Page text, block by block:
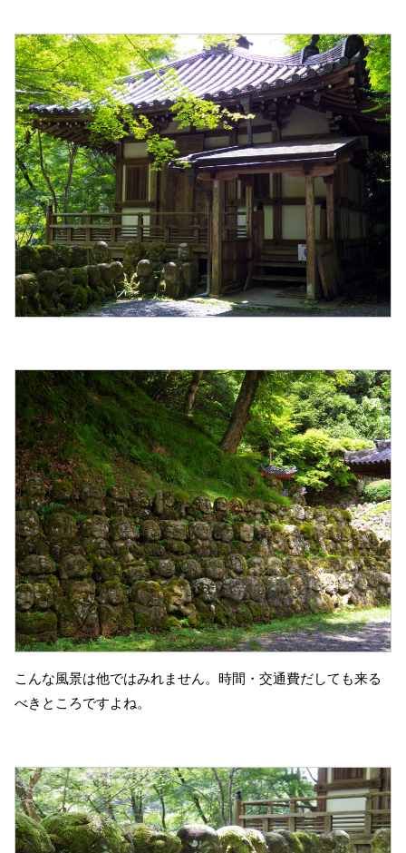
こんな風景は他ではみれません。時間・交通費だしても来る
べきところですよね。